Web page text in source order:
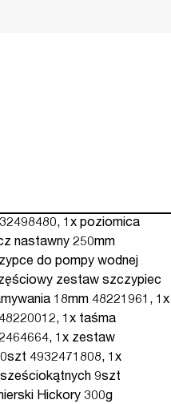
1x poziomica
nastawny 250mm
do pompy wodnej
zestaw szczypiec
18mm 48221961, 1x
1x taśma
1x zestaw
4932471808, 1x
9szt
Hickory 300g